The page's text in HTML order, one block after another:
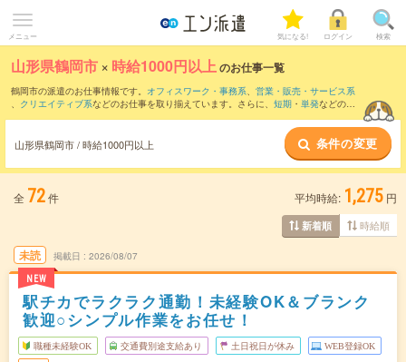
メニュー 気になる! ログイン 検索
山形県鶴岡市 × 時給1000円以上のお仕事一覧
鶴岡市の派遣のお仕事情報です。 オフィスワーク・事務系、 営業・販売・サービス系
、 クリエイティブ系などのお仕事を取り揃えています。さらに、 短期 ・ 単発などの期
時給1050円以上 ・1800円以上の求人はこちら
当サイトでは法令を遵守し、最低賃金以上の求人のみを掲載しています。
山形県鶴岡市 / 時給1000円以上 条件の変更
全 72件 平均時給: 1,275 円
新着順 時給順
未読
NEW
掲載日 2026/08/07
駅チカでラクラク通勤！未経験OK＆ブランク
歓迎○シンプル作業をお任せ！
職種未経験OK 交通費別途支給あり 土日祝日が休み WEB登録OK